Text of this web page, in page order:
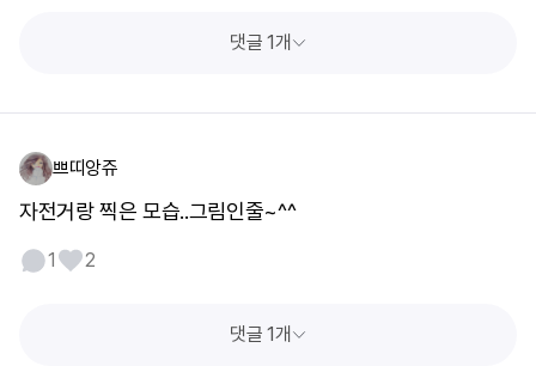
댓글 1개
쁘띠앙쥬
자전거랑 찍은 모습..그림인줄~^^
1 2
댓글 1개